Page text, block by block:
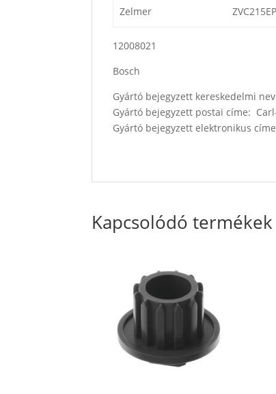
Zelmer
12008021
Bosch
Gyártó bejegyzett kereskedelmi
Gyártó bejegyzett postai címe:
Gyártó bejegyzett elektronikus
Kapcsolódó termékek